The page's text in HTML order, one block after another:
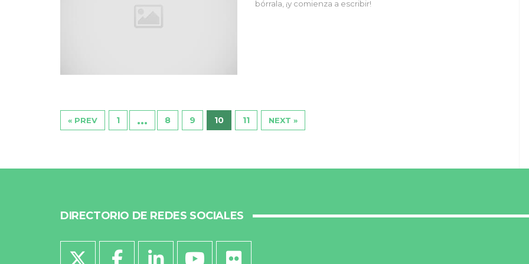
bórrala, ¡y comienza a escribir!
« PREV 1 … 8 9 10 11 NEXT »
DIRECTORIO DE REDES SOCIALES